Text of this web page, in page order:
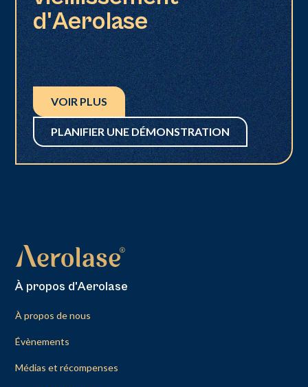
d'Aerolase
VOIR PLUS
PLANIFIER UNE DÉMONSTRATION
À propos d'Aerolase
À propos de nous
Évènements
Médias et récompenses